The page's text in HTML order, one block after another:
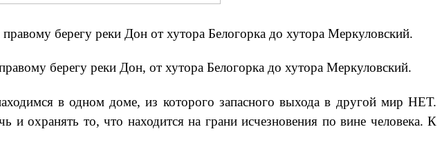
берегу реки Дон от хутора Белогорка до хутора Меркуловский.
берегу реки Дон, от хутора Белогорка до хутора Меркуловский.
в одном доме, из которого запасного выхода в другой мир НЕТ.
охранять то, что находится на грани исчезновения по вине человека. К